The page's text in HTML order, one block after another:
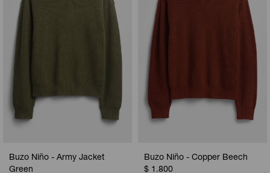
Buzo Niño - Army Jacket
Green
Buzo Niño - Copper Beech
$ 1.800